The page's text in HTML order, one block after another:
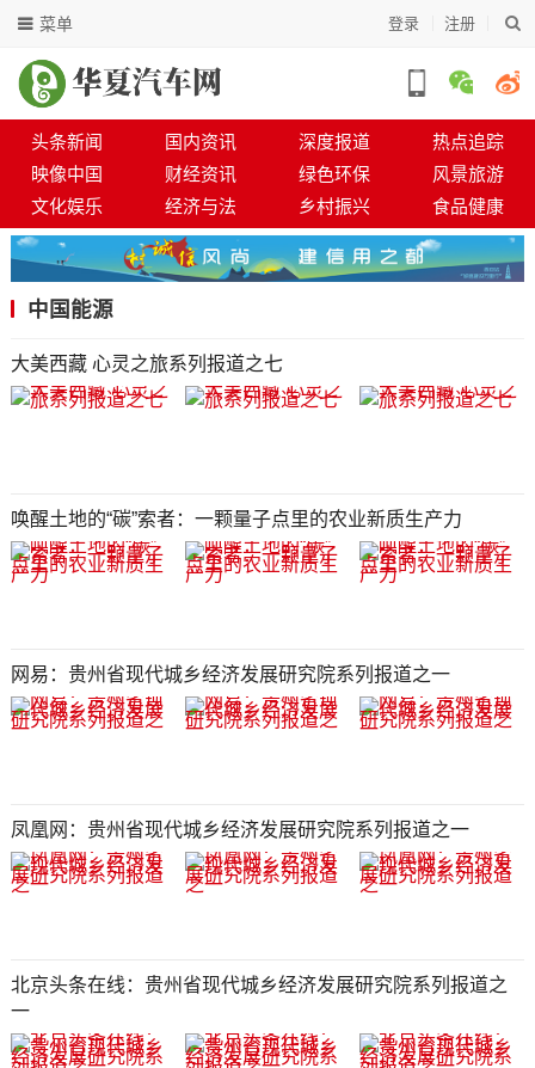
登录 注册
菜单
头条新闻 国内资讯 深度报道
热点追踪
映像中国
财经资讯 绿色环保
风景旅游
文化娱乐
经济与法 乡村振兴 食品健康
中国能源
大美西藏 心灵之旅系列报道之七
唤醒土地的“碳”索者：一颗量子点里的农业新质生产力
网易：贵州省现代城乡经济发展研究院系列报道之一
凤凰网：贵州省现代城乡经济发展研究院系列报道之一
北京头条在线：贵州省现代城乡经济发展研究院系列报道之
一